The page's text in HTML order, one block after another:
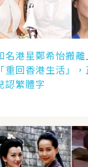
名港星鄭希怡搬
「重回香港生活」
認繁體字